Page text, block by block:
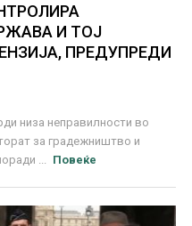
И ТОЈ
ПРЕДУПРЕДИ
низа неправилности во
за градежништво и
...
Повеќе